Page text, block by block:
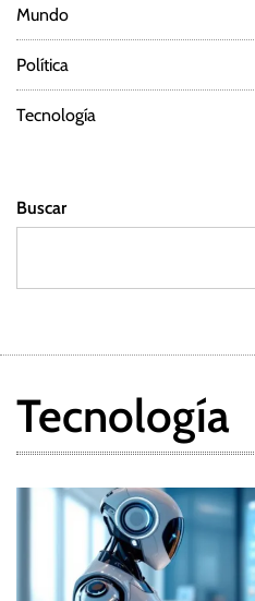
r
a
d
s
Mundo
Política
Tecnología
Buscar
Tecnología